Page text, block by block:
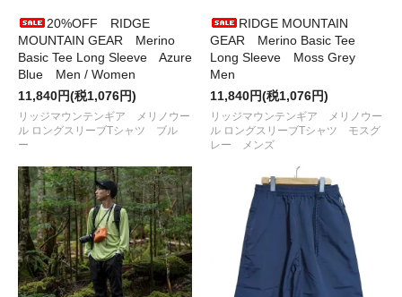
シャツ、TOTE BAG、手ぬぐいなどが入荷しました
●2025/ 7/26RIDGE MOUNTAIN GEAR から
Comfy Basic Cap
が入荷しました
●2025/ 7/15RIDGE MOUNTAIN GEAR
Comfy Pullover
●2025/ 7/11RIDGE MOUNTAIN GEARからSash PackとOne
Mile Trimが入荷しました
●2025/ 7/11 RIDGE MOUNTAIN GEARからBasic Short
が入荷しました
●2025/ 7/ 9tempra garageから
TEMPRA Moving Tシャツ
2025が入荷しました
●2025/ 7/ 5RIDGE MOUNTAIN GEAR から
Basic Short
Sleeve Shirtが入荷しました
●2025/ 7/1RIDGE MOUNTAIN GEAR から Mesh Basic Cap
入荷しました
●2025/ 6/29tempra garageからナカムラルイ氏デザイン新作
のカーマグネット＆ステッカー
が入荷しました
20%OFF RIDGE
MOUNTAIN GEAR Merino
Basic Tee Long Sleeve Azure
Blue Men / Women
11,840円(税1,076円)
リッジマウンテンギア メリノウー
ル ロングスリーブTシャツ ブル
ー
RIDGE MOUNTAIN
GEAR Merino Basic Tee
Long Sleeve Moss Grey
Men
11,840円(税1,076円)
リッジマウンテンギア メリノウー
ル ロングスリーブTシャツ モスグ
レー メンズ